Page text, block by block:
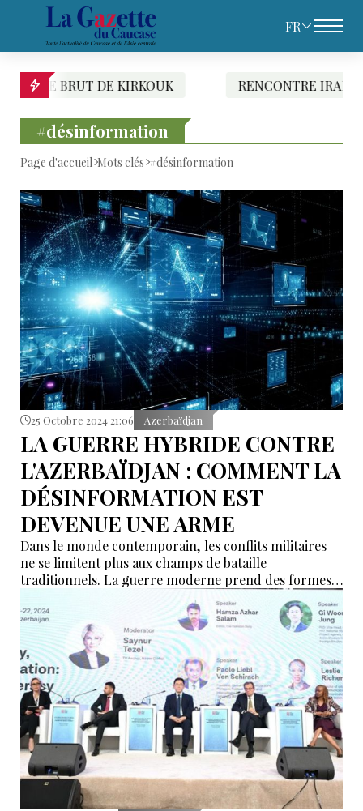
FR
RENCONTRE IRAN-RUSSIE : LA
#désinformation
Page d'accueil Mots clés #désinformation
25 Octobre 2024 21:06 Azerbaïdjan
LA GUERRE HYBRIDE CONTRE
L'AZERBAÏDJAN : COMMENT LA
DÉSINFORMATION EST
DEVENUE UNE ARME
Dans le monde contemporain, les conflits militaires
ne se limitent plus aux champs de bataille
traditionnels. La guerre moderne prend des formes
hybrides, où les attaques informationnelles, la
désinformation et les cyberattaques s'avèrent aussi
redoutables que les opérations armées classiques